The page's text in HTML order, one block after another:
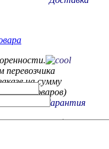
перевозчика
на сумму
товаров)
14 дней